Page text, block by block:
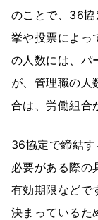
のことで、36
挙や投票によっ
の人数には、パ
が、管理職の人
合は、労働組合
36協定で締結
必要がある際の
有効期限などで
決まっているた